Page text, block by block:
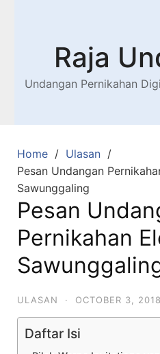
Raja
Undangan Pernikahan
Home
Ulasan
Pesan Undangan
Sawunggaling
Pesan
Pernikahan
ULASAN · OCTOBER 3, 2018
Daftar Isi